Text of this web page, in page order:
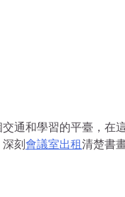
通和學習的平臺，在
刻會議室出租清楚書